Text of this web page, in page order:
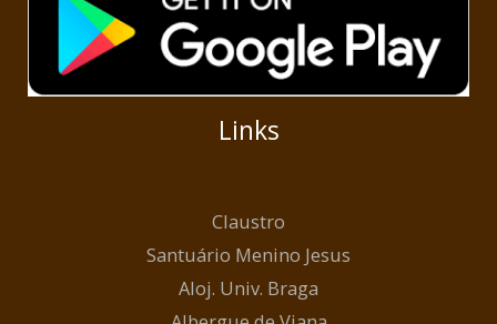
Links
Claustro
Santuário Menino Jesus
Aloj. Univ. Braga